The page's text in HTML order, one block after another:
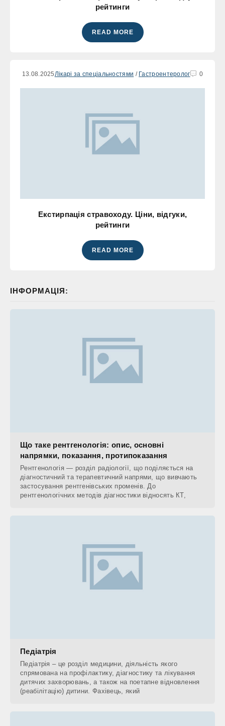
рейтинги
READ MORE
13.08.2025 Лікарі за спеціальностями / Гастроентеролог 0
Екстирпація стравоходу. Ціни, відгуки,
рейтинги
READ MORE
ІНФОРМАЦІЯ:
Що таке рентгенологія: опис, основні
напрямки, показання, протипоказання
Рентгенологія — розділ радіології, що поділяється на
діагностичний та терапевтичний напрями, що вивчають
застосування рентгенівських променів. До
рентгенологічних методів діагностики відносять КТ,
Педіатрія
Педіатрія – це розділ медицини, діяльність якого
спрямована на профілактику, діагностику та лікування
дитячих захворювань, а також на поетапне відновлення
(реабілітацію) дитини. Фахівець, який